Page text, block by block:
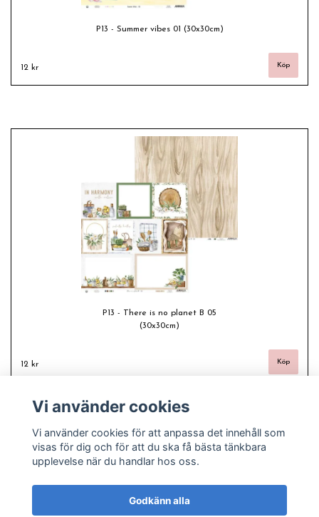
P13 - Summer vibes 01 (30x30cm)
12 kr
P13 - There is no planet B 05
(30x30cm)
12 kr
Vi använder cookies
Vi använder cookies för att anpassa det innehåll som
visas för dig och för att du ska få bästa tänkbara
upplevelse när du handlar hos oss.
Godkänn alla